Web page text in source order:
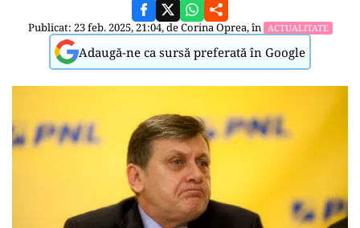
Publicat: 23 feb. 2025, 21:04, deCorina Oprea, în ACTUALITATE
Adaugă-ne ca sursă preferată în Google